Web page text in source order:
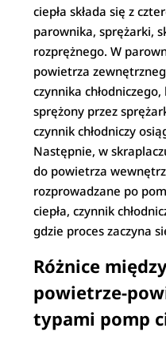
ciepła składa się z
parownika, sprężarki,
rozprężnego. W
powietrza
czynnika
sprężony przez
czynnik chłodniczy
Następnie, w
do powietrza
rozprowadzane po
ciepła, czynnik
gdzie proces zaczyna
Różnice
powietrze-
typami pomp